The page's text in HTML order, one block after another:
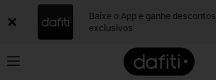
Baixe o App e ganhe descontos
exclusivos